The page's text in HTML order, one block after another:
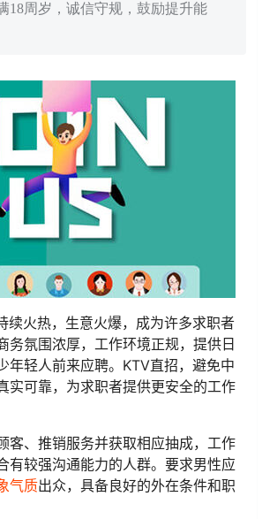
18周岁，诚信守规，鼓励提升能
续火热，生意火爆，成为许多求职者
务氛围浓厚，工作环境正规，提供日
年轻人前来应聘。KTV直招，避免中
实可靠，为求职者提供更安全的工作
客、推销服务并获取相应抽成，工作
有较强沟通能力的人群。要求男性应
气质出众，具备良好的外在条件和职